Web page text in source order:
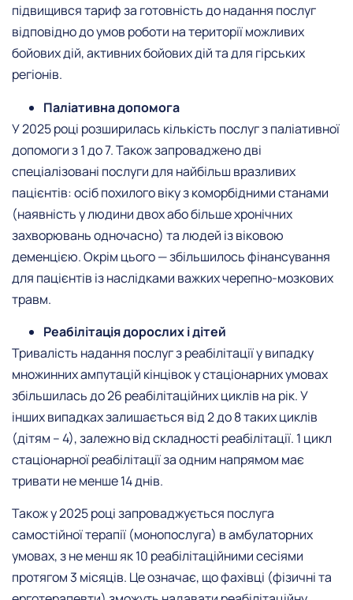
підвищився тариф за готовність до надання послуг
відповідно до умов роботи на території можливих
бойових дій, активних бойових дій та для гірських
регіонів.
Паліативна допомога
У 2025 році розширилась кількість послуг з паліативної
допомоги з 1 до 7. Також запроваджено дві
спеціалізовані послуги для найбільш вразливих
пацієнтів: осіб похилого віку з коморбідними станами
(наявність у людини двох або більше хронічних
захворювань одночасно) та людей із віковою
деменцією. Окрім цього — збільшилось фінансування
для пацієнтів із наслідками важких черепно-мозкових
травм.
Реабілітація дорослих і дітей
Тривалість ⁠надання послуг з реабілітації у випадку
множинних ампутацій кінцівок у стаціонарних умовах
збільшилась до 26 реабілітаційних циклів на рік. У
інших випадках залишається від 2 до 8 таких циклів
(дітям – 4), залежно від складності реабілітації. 1 цикл
стаціонарної реабілітації за одним напрямом має
тривати не менше 14 днів.
Також у 2025 році запроваджується послуга
самостійної терапії (монопослуга) в амбулаторних
умовах, з не менш як 10 реабілітаційними сесіями
протягом 3 місяців. Це означає, що фахівці (фізичні та